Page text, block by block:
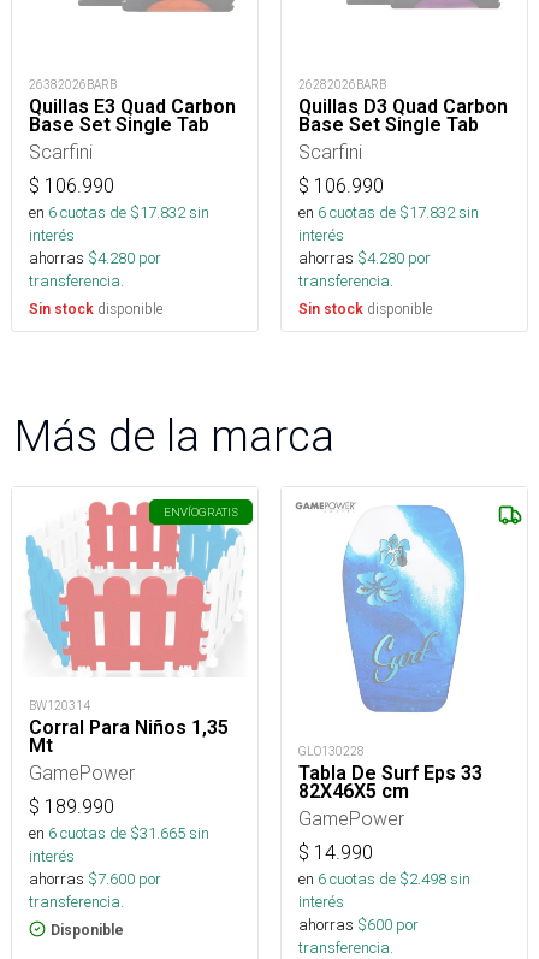
26382026BARB
Quillas E3 Quad Carbon
Base Set Single Tab
Scarfini
$ 106.990
en 6cuotas de $17.832sin
interés
ahorras $4.280 por
transferencia.
Sin stock disponible
26282026BARB
Quillas D3 Quad Carbon
Base Set Single Tab
Scarfini
$ 106.990
en 6cuotas de $17.832sin
interés
ahorras $4.280 por
transferencia.
Sin stock disponible
Más de la marca
ENVÍOGRATIS
BW120314
Corral Para Niños 1,35
Mt
GamePower
$ 189.990
en 6cuotas de $31.665sin
interés
ahorras $7.600 por
transferencia.
Disponible
GLO130228
Tabla De Surf Eps 33
82X46X5 cm
GamePower
$ 14.990
en 6cuotas de $2.498sin
interés
ahorras $600 por
transferencia.